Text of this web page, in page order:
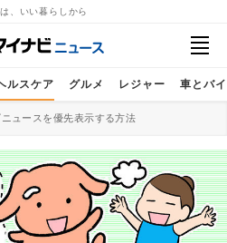
、いい暮らしから
ルスケア グルメ レジャー 車とバ
ュースを優先表示する方法